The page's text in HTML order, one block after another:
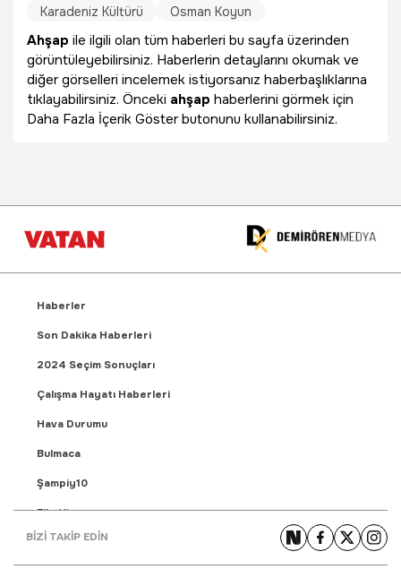
Karadeniz Kültürü
Osman Koyun
Ahşap ile ilgili olan tüm haberleri bu sayfa üzerinden
görüntüleyebilirsiniz. Haberlerin detaylarını okumak ve
diğer görselleri incelemek istiyorsanız haberbaşlıklarına
tıklayabilirsiniz. Önceki ahşap haberlerini görmek için
Daha Fazla İçerik Göster butonunu kullanabilirsiniz.
Haberler
Son Dakika Haberleri
2024 Seçim Sonuçları
Çalışma Hayatı Haberleri
Hava Durumu
Bulmaca
Şampiy10
Fikstür
Puan Durumu
BİZİ TAKİP EDİN